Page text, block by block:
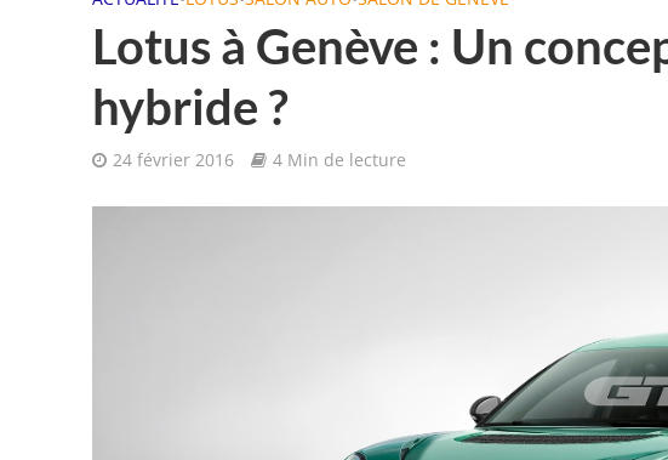
Lotus à Genève : Un
hybride ?
24 février 2016 4 Min de lecture